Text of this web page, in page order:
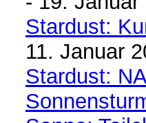
Stardust:
11. Januar
Stardust: